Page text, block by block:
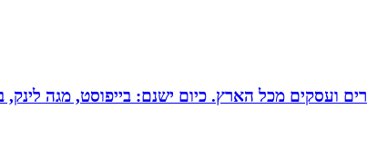
ועסקים מכל הארץ. כיום ישנם: בייפוסט, מגה לינק,